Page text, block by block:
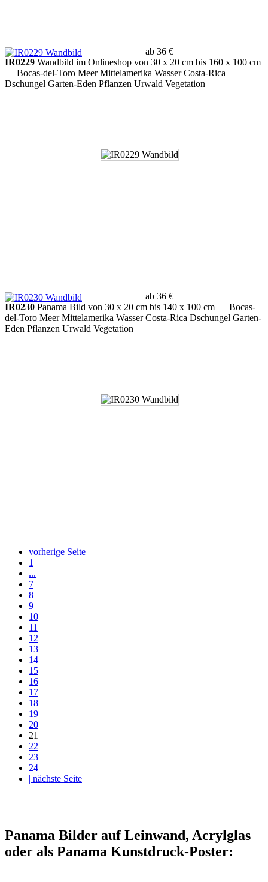
ab 36 €
IR0229 Wandbild im Onlineshop von 30 x 20 cm bis 160 x 100 cm
— Bocas-del-Toro Meer Mittelamerika Wasser Costa-Rica
Dschungel Garten-Eden Pflanzen Urwald Vegetation
ab 36 €
IR0230 Panama Bild von 30 x 20 cm bis 140 x 100 cm — Bocas-
del-Toro Meer Mittelamerika Wasser Costa-Rica Dschungel Garten-
Eden Pflanzen Urwald Vegetation
vorherige Seite |
1
...
7
8
9
10
11
12
13
14
15
16
17
18
19
20
21
22
23
24
| nächste Seite
Panama Bilder auf Leinwand, Acrylglas
oder als Panama Kunstdruck-Poster: